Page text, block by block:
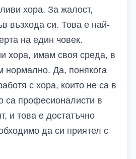
хора. За жалост,
възхода си. Това е най-
на един човек.
хора, имам своя среда, в
нормално. Да, понякога
с хора, които не са в
са професионалисти в
и това е достатъчно
да си приятел с